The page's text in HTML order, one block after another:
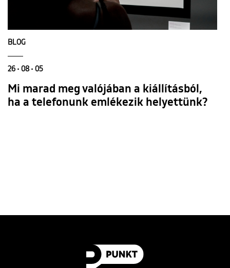
BLOG
26 • 08 • 05
Mi marad meg valójában a kiállításból,
ha a telefonunk emlékezik helyettünk?